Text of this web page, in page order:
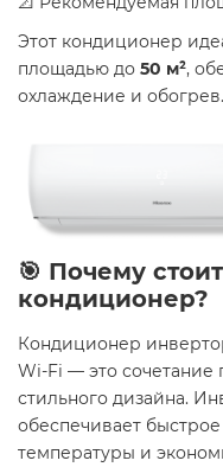
Этот кондиционер
площадью до 50 м²,
охлаждение и обогрев.
🎯 Почему
кондиционер?
Кондиционер
Wi-Fi — это сочетание
стильного дизайна.
обеспечивает
температуры и